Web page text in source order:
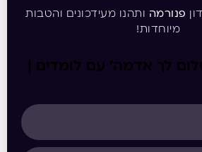
פנורמה ותהנו מעידכונים והטבות
מיוחדות!
לך אדמה’ עם לומדים |